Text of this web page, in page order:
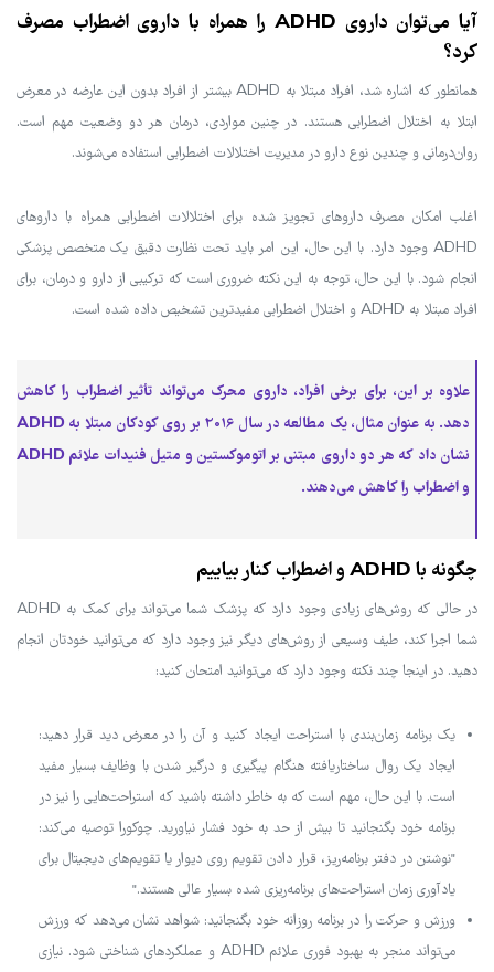
آیا می‌توان داروی ADHD را همراه با داروی اضطراب مصرف
کرد؟
همانطور که اشاره شد، افراد مبتلا به ADHD بیشتر از افراد بدون این عارضه در معرض
ابتلا به اختلال اضطرابی هستند. در چنین مواردی، درمان هر دو وضعیت مهم است.
روان‌درمانی و چندین نوع دارو در مدیریت اختلالات اضطرابی استفاده می‌شوند.
اغلب امکان مصرف داروهای تجویز شده برای اختلالات اضطرابی همراه با داروهای
ADHD وجود دارد. با این حال، این امر باید تحت نظارت دقیق یک متخصص پزشکی
انجام شود. با این حال، توجه به این نکته ضروری است که ترکیبی از دارو و درمان، برای
افراد مبتلا به ADHD و اختلال اضطرابی مفیدترین تشخیص داده شده است.
علاوه بر این، برای برخی افراد، داروی محرک می‌تواند تأثیر اضطراب را کاهش
دهد. به عنوان مثال، یک مطالعه در سال 2016 بر روی کودکان مبتلا به ADHD
نشان داد که هر دو داروی مبتنی بر اتوموکستین و متیل فنیدات علائم ADHD
و اضطراب را کاهش می‌دهند.
چگونه با ADHD و اضطراب کنار بیاییم
در حالی که روش‌های زیادی وجود دارد که پزشک شما می‌تواند برای کمک به ADHD
شما اجرا کند، طیف وسیعی از روش‌های دیگر نیز وجود دارد که می‌توانید خودتان انجام
دهید. در اینجا چند نکته وجود دارد که می‌توانید امتحان کنید:
یک برنامه زمان‌بندی با استراحت ایجاد کنید و آن را در معرض دید قرار دهید:
ایجاد یک روال ساختاریافته هنگام پیگیری و درگیر شدن با وظایف بسیار مفید
است. با این حال، مهم است که به خاطر داشته باشید که استراحت‌هایی را نیز در
برنامه خود بگنجانید تا بیش از حد به خود فشار نیاورید. چوکورا توصیه می‌کند:
"نوشتن در دفتر برنامه‌ریز، قرار دادن تقویم روی دیوار یا تقویم‌های دیجیتال برای
یادآوری زمان استراحت‌های برنامه‌ریزی شده بسیار عالی هستند."
ورزش و حرکت را در برنامه روزانه خود بگنجانید: شواهد نشان می‌دهد که ورزش
می‌تواند منجر به بهبود فوری علائم ADHD و عملکردهای شناختی شود. نیازی